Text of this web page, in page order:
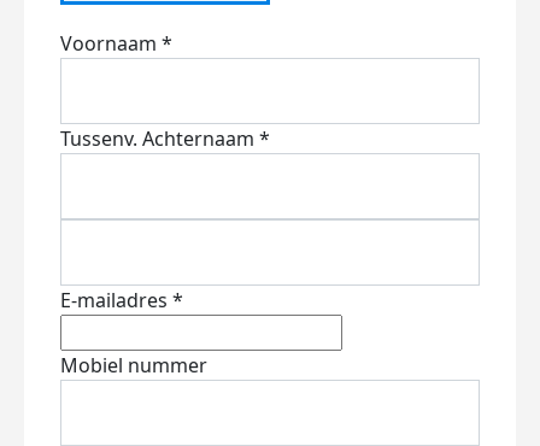
Voornaam *
Tussenv. Achternaam *
E-mailadres *
Mobiel nummer